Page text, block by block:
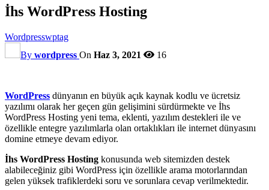
İhs WordPress Hosting
Wordpresswptag
By wordpress On Haz 3, 2021 16
WordPress dünyanın en büyük açık kaynak kodlu ve ücretsiz
yazılımı olarak her geçen gün gelişimini sürdürmekte ve İhs
WordPress Hosting yeni tema, eklenti, yazılım destekleri ile ve
özellikle entegre yazılımlarla olan ortaklıkları ile internet dünyasını
domine etmeye devam ediyor.
İhs WordPress Hosting konusunda web sitemizden destek
alabileceğiniz gibi WordPress için özellikle arama motorlarından
gelen yüksek trafiklerdeki soru ve sorunlara cevap verilmektedir.